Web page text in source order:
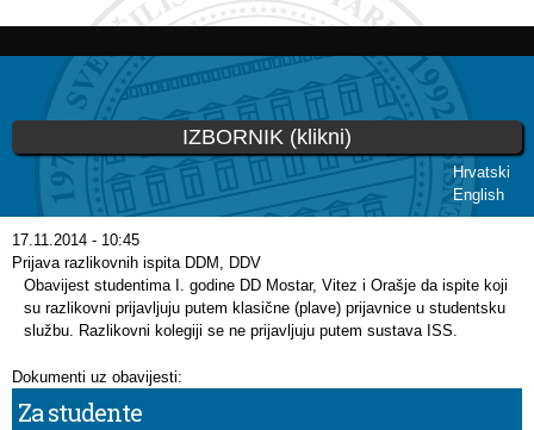
Skoči
glavni
sadržaj
Hrvatski
English
IZBORNIK (klikni)
Vi ste ovdje
17.11.2014 - 10:45
Prijava razlikovnih ispita DDM, DDV
Obavijest studentima I. godine DD Mostar, Vitez i Orašje da ispite koji
su razlikovni prijavljuju putem klasične (plave) prijavnice u studentsku
službu. Razlikovni kolegiji se ne prijavljuju putem sustava ISS.
Dokumenti uz obavijesti:
Za studente